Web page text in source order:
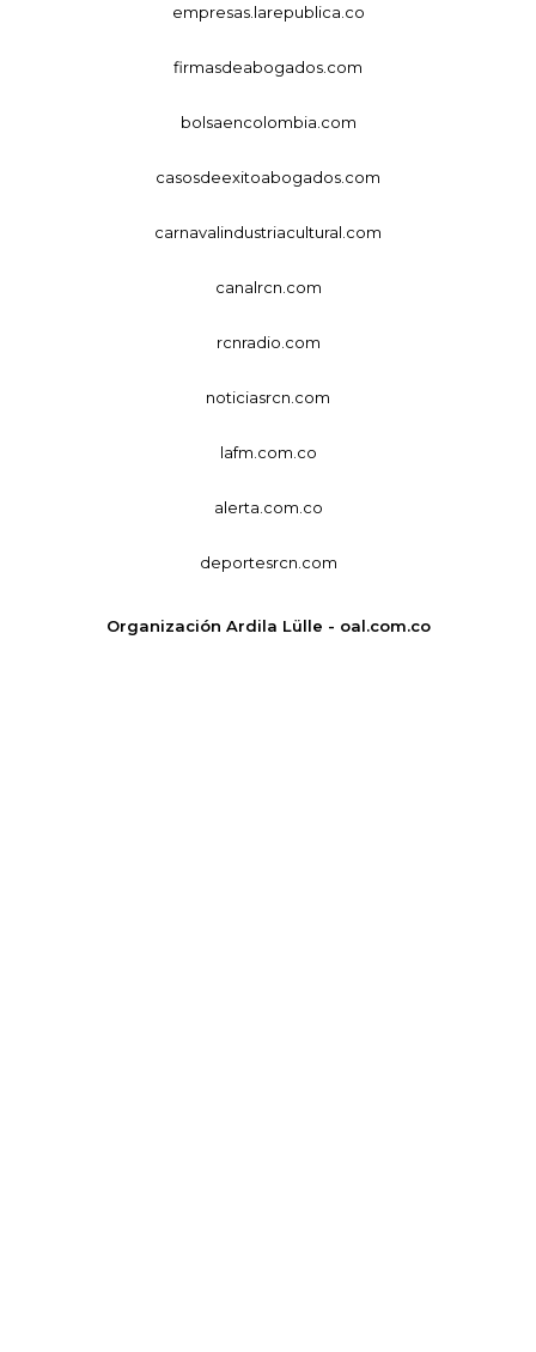
empresas.larepublica.co
firmasdeabogados.com
bolsaencolombia.com
casosdeexitoabogados.com
carnavalindustriacultural.com
canalrcn.com
rcnradio.com
noticiasrcn.com
lafm.com.co
alerta.com.co
deportesrcn.com
Organización Ardila Lülle - oal.com.co